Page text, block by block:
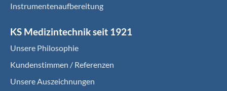
Instrumentenaufbereitung
KS Medizintechnik seit 1921
Unsere Philosophie
Kundenstimmen / Referenzen
Unsere Auszeichnungen